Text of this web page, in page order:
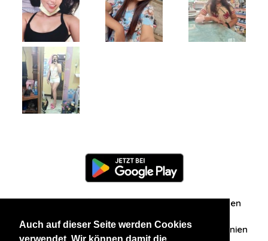
Auch auf dieser Seite werden Cookies
Zuschriften/Erfahrungen
Datenschutzerklärung AGB Datenschutzrichtlinien